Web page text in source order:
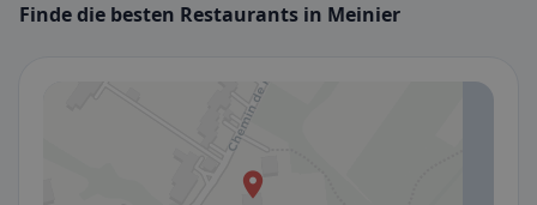
Finde die besten Restaurants in Meinier